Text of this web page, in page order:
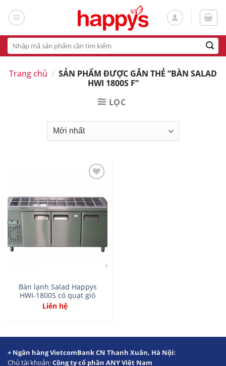
Tìm
kiếm:
Trang chủ / SẢN PHẨM ĐƯỢC GẮN THẺ “BÀN SALAD
HWI 1800S F”
LỌC
to
wishlist
Bàn lạnh Salad Happys
HWI-1800S có quạt gió
Liên hệ
+ Ngân hàng VietcomBank CN Thanh Xuân, Hà Nội:
Chủ tài khoản:Công ty cổ phần ANY Việt Nam